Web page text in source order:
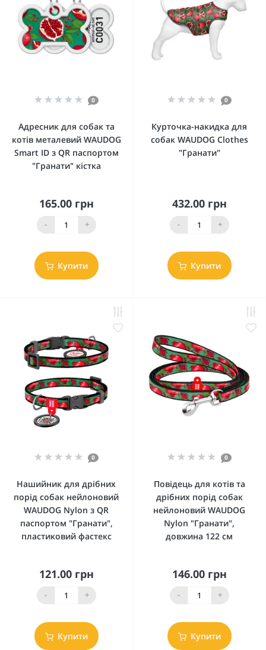
0
Адресник для собак та
котів металевий WAUDOG
Smart ID з QR паспортом
"Гранати" кістка
165.00 грн
- +
Купити
0
Курточка-накидка для
собак WAUDOG Clothes
"Гранати"
432.00 грн
- +
Купити
0
Нашийник для дрібних
порід собак нейлоновий
WAUDOG Nylon з QR
паспортом "Гранати",
пластиковий фастекс
121.00 грн
- +
Купити
0
Повідець для котів та
дрібних порід собак
нейлоновий WAUDOG
Nylon "Гранати",
довжина 122 см
146.00 грн
- +
Купити